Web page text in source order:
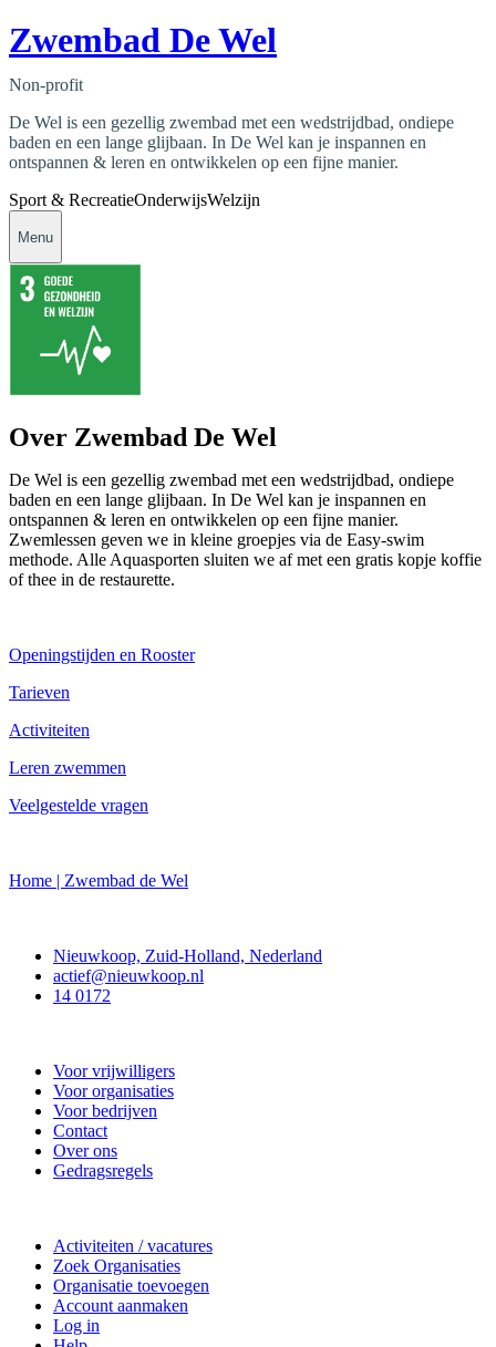
Zwembad De Wel
Non-profit
De Wel is een gezellig zwembad met een wedstrijdbad, ondiepe
baden en een lange glijbaan. In De Wel kan je inspannen en
ontspannen & leren en ontwikkelen op een fijne manier.
Sport & RecreatieOnderwijsWelzijn
Menu
Over Zwembad De Wel
De Wel is een gezellig zwembad met een wedstrijdbad, ondiepe
baden en een lange glijbaan. In De Wel kan je inspannen en
ontspannen & leren en ontwikkelen op een fijne manier.
Zwemlessen geven we in kleine groepjes via de Easy-swim
methode. Alle Aquasporten sluiten we af met een gratis kopje koffie
of thee in de restaurette.
Openingstijden en Rooster
Tarieven
Activiteiten
Leren zwemmen
Veelgestelde vragen
Home | Zwembad de Wel
Nieuwkoop, Zuid-Holland, Nederland
actief@nieuwkoop.nl
14 0172
Voor vrijwilligers
Voor organisaties
Voor bedrijven
Contact
Over ons
Gedragsregels
Activiteiten / vacatures
Zoek Organisaties
Organisatie toevoegen
Account aanmaken
Log in